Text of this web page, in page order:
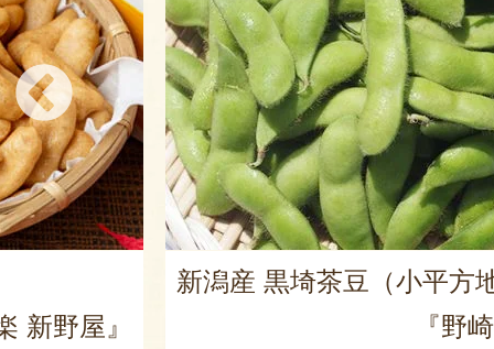
新野屋』
新潟産 黒埼茶豆（小平方
『野